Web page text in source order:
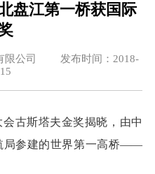
盘江第一桥获国际
限公司 发布时间：2018-
古斯塔夫金奖揭晓，由中
局参建的世界第一高桥——